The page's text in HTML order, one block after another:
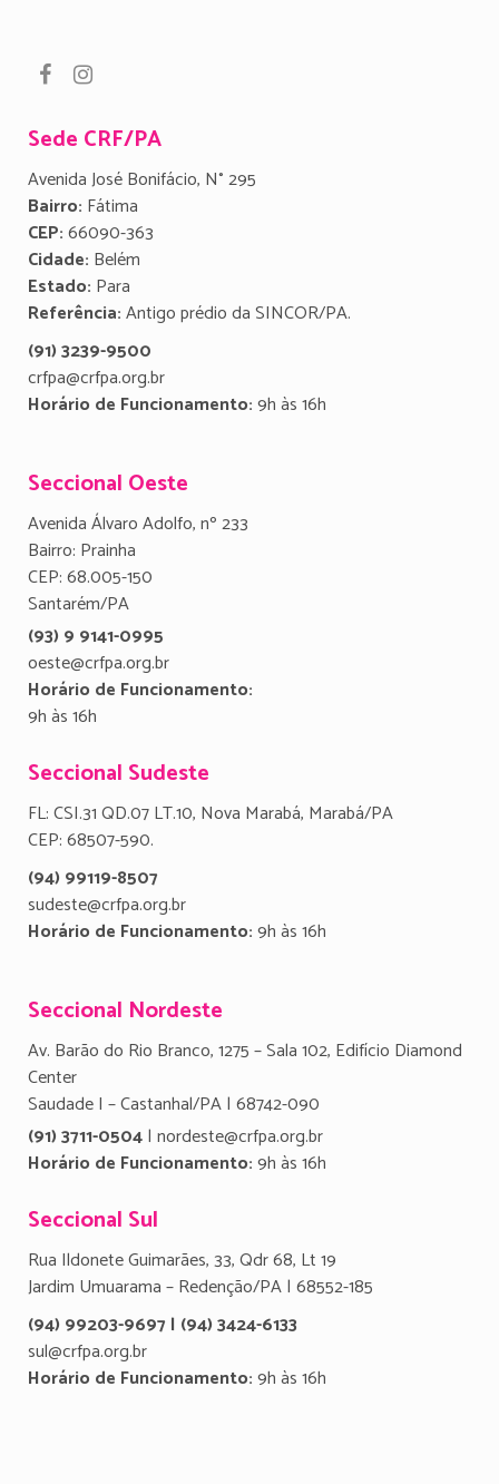
Sede CRF/PA
Avenida José Bonifácio, N° 295
Bairro: Fátima
CEP:66090-363
Cidade: Belém
Estado: Para
Referência:Antigo prédio da SINCOR/PA.
(91) 3239-9500
crfpa@crfpa.org.br
Horário de Funcionamento:9h às 16h
Seccional Oeste
Avenida Álvaro Adolfo, nº 233
Bairro: Prainha
CEP: 68.005-150
Santarém/PA
(93) 9 9141-0995
oeste@crfpa.org.br
Horário de Funcionamento:
9h às 16h
Seccional Sudeste
FL: CSI.31 QD.07 LT.10, Nova Marabá, Marabá/PA
CEP: 68507-590.
(94) 99119-8507
sudeste@crfpa.org.br
Horário de Funcionamento:9h às 16h
Seccional Nordeste
Av. Barão do Rio Branco, 1275 – Sala 102, Edifício Diamond
Center
Saudade I – Castanhal/PA | 68742-090
(91) 3711-0504| nordeste@crfpa.org.br
Horário de Funcionamento:9h às 16h
Seccional Sul
Rua Ildonete Guimarães, 33, Qdr 68, Lt 19
Jardim Umuarama – Redenção/PA | 68552-185
(94) 99203-9697 | (94) 3424-6133
sul@crfpa.org.br
Horário de Funcionamento:9h às 16h